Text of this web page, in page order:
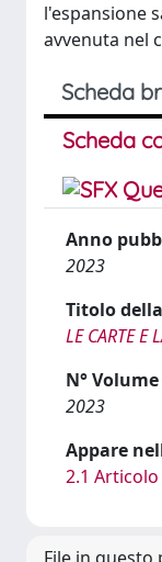
l'espansione
avvenuta nel
Scheda
Scheda
Anno
2023
Titolo
LE CARTE E
N° Volume
2023
Appare
2.1